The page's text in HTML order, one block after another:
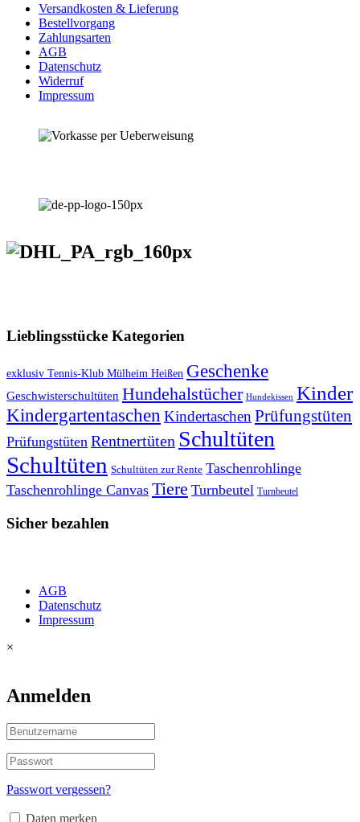
Versandkosten & Lieferung
Bestellvorgang
Zahlungsarten
AGB
Datenschutz
Widerruf
Impressum
Lieblingsstücke Kategorien
exklusiv Tennis-Klub Mülheim Heißen Geschenke
Geschwisterschultüten Hundehalstücher Hundekissen Kinder
Kindergartentaschen Kindertaschen Prüfungstüten
Prüfungstüten Rentnertüten Schultüten
Schultüten Schultüten zur Rente Taschenrohlinge
Taschenrohlinge Canvas Tiere Turnbeutel Turnbeutel
Sicher bezahlen
AGB
Datenschutz
Impressum
×
Anmelden
Passwort vergessen?
Daten merken